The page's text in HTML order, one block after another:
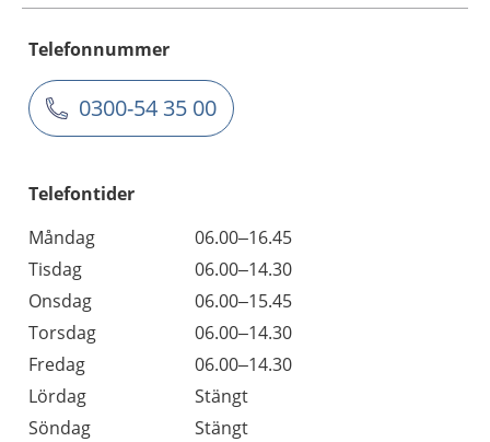
Telefonnummer
0300-54 35 00
Telefontider
Måndag
06.00–16.45
Tisdag
06.00–14.30
Onsdag
06.00–15.45
Torsdag
06.00–14.30
Fredag
06.00–14.30
Lördag
Stängt
Söndag
Stängt